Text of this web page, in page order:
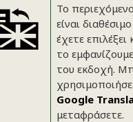
υπηρεσίες
Το
είναι
έχετε
το
του εκδοχή.
Google
μεταφράσετε.